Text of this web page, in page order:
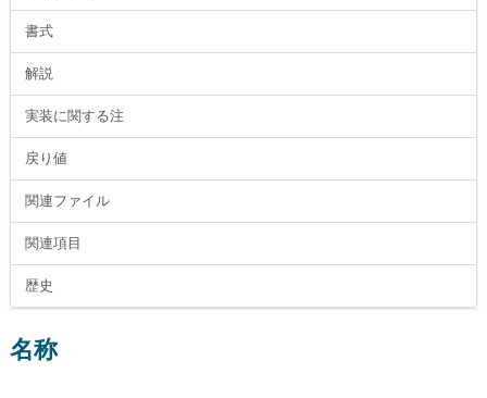
書式
解説
実装に関する注
戻り値
関連ファイル
関連項目
歴史
名称